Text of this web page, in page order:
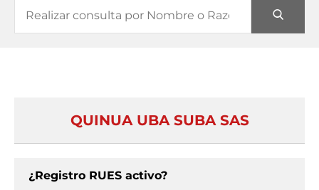
QUINUA UBA SUBA SAS
¿Registro RUES activo?